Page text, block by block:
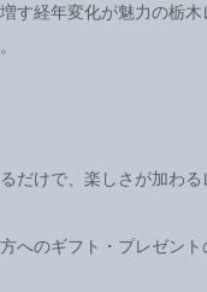
す経年変化が魅力の栃
だけで、楽しさが加わる
へのギフト・プレゼント